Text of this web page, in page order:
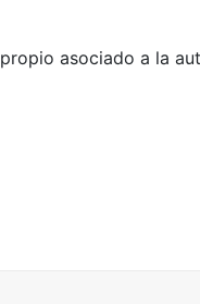
asociado a la